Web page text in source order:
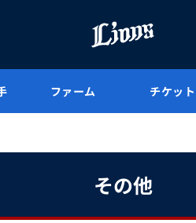
ファーム チケット
その他